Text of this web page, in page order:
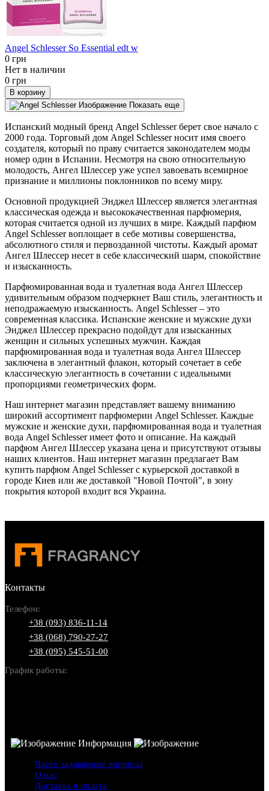
Angel Schlesser So Essential edt w
0 грн
Нет в наличии
0 грн
В корзину
Показать еще
Испанский модный бренд Angel Schlesser берет свое начало с
2000 года. Торговый дом Angel Schlesser носит имя своего
создателя, который по праву считается законодателем моды
номер один в Испании. Несмотря на свою относительную
молодость, Ангел Шлессер уже успел завоевать всемирное
признание и миллионы поклонников по всему миру.
Основной продукцией Энджел Шлессер является элегантная
классическая одежда и высококачественная парфюмерия,
которая считается одной из лучших в мире. Каждый парфюм
Angel Schlesser воплощает в себе мотивы совершенства,
абсолютного стиля и первозданной чистоты. Каждый аромат
Ангел Шлессер несет в себе классический шарм, спокойствие
и изысканность.
Парфюмированная вода и туалетная вода Ангел Шлессер
удивительным образом подчеркнет Ваш стиль, элегантность и
неподражаемую изысканность. Angel Schlesser – это
современная классика. Испанские женские и мужские духи
Энджел Шлессер прекрасно подойдут для изысканных
женщин и сильных успешных мужчин. Каждая
парфюмированная вода и туалетная вода Ангел Шлессер
заключена в элегантный флакон, который сочетает в себе
классическую элегантность в сочетании с идеальными
пропорциями геометрических форм.
Наш интернет магазин представляет вашему вниманию
широкий ассортимент парфюмерии Angel Schlesser. Каждые
мужские и женские духи, парфюмированная вода и туалетная
вода Angel Schlesser имеет фото и описание. На каждый
парфюм Ангел Шлессер указана цена и присутствуют отзывы
наших клиентов. Наш интернет магазин предлагает Вам
купить парфюм Angel Schlesser с курьерской доставкой в
городе Киев или же доставкой "Новой Почтой", в зону
покрытия которой входит вся Украина.
Контакты
Телефон:
+38 (093) 836-11-14
+38 (068) 790-27-27
+38 (095) 545-51-00
График работы:
Информация
Часто задаваемые вопросы
О нас
Доставка и оплата